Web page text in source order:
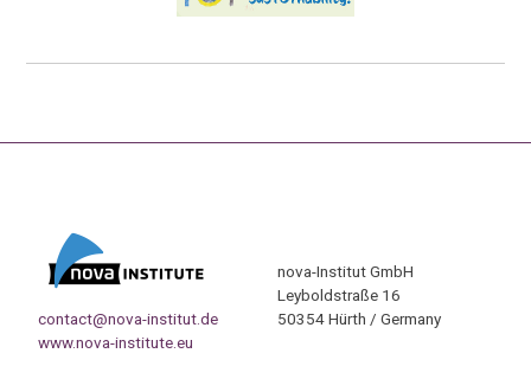
contact@nova-institut.de
www.nova-institute.eu
nova-Institut GmbH
Leyboldstraße 16
50354 Hürth / Germany